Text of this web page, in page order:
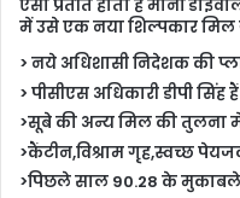
ऐसा प्रतीत होता है मानों
में उसे एक नया शिल्पकार मिल
> नये अधिशासी निदेशक की
> पीसीएस अधिकारी डीपी
>सूबे की अन्यमिलकी तुलना
>कैंटीन,विश्राम गृह,स्वच्छ
>पिछले साल 90.28 के मुकाबले